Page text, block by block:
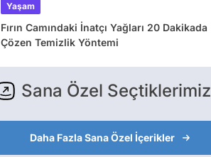
Yaşam
Fırın Camındaki İnatçı Yağları 20 Dakikada
Çözen Temizlik Yöntemi
Sana Özel Seçtiklerimiz
Daha Fazla Sana Özel İçerikler